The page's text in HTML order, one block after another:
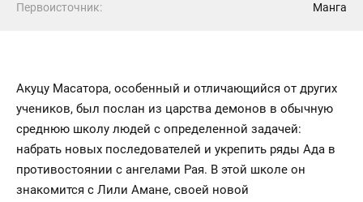
Первоисточник:
Манга
Акуцу Масатора, особенный и отличающийся от других
учеников, был послан из царства демонов в обычную
среднюю школу людей с определенной задачей:
набрать новых последователей и укрепить ряды Ада в
противостоянии с ангелами Рая. В этой школе он
знакомится с Лили Амане, своей новой